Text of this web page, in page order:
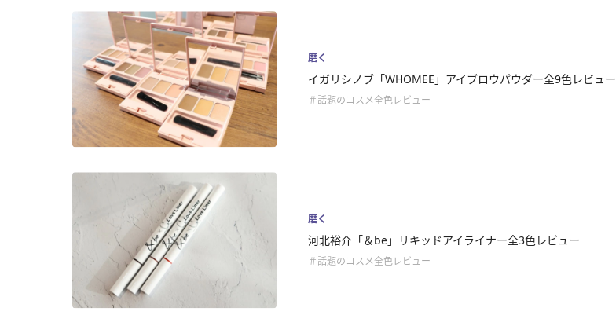
磨く
イガリシノブ「WHOMEE」アイブロウパウダー全9色レビュー
＃話題のコスメ全色レビュー
磨く
河北裕介「＆be」リキッドアイライナー全3色レビュー
＃話題のコスメ全色レビュー